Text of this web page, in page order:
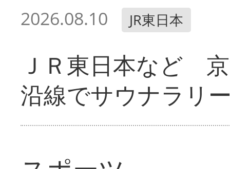
2026.08.10 JR東日本
ＪＲ東日本など
沿線でサウナラリ